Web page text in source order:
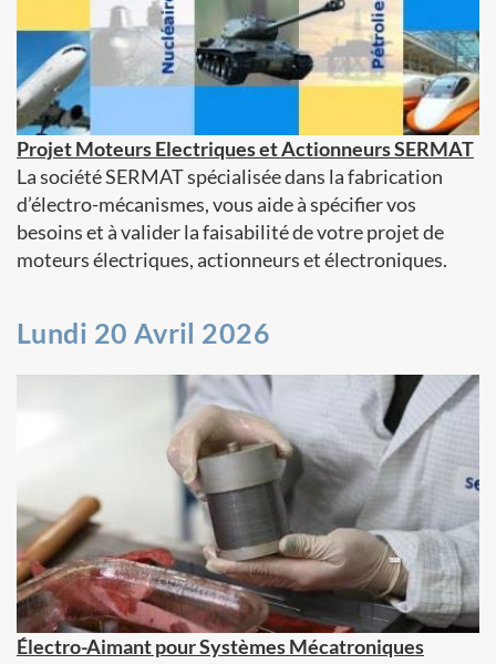
Projet Moteurs Electriques et Actionneurs SERMAT
La société SERMAT spécialisée dans la fabrication
d’électro-mécanismes, vous aide à spécifier vos
besoins et à valider la faisabilité de votre projet de
moteurs électriques, actionneurs et électroniques.
Lundi 20 Avril 2026
Électro-Aimant pour Systèmes Mécatroniques